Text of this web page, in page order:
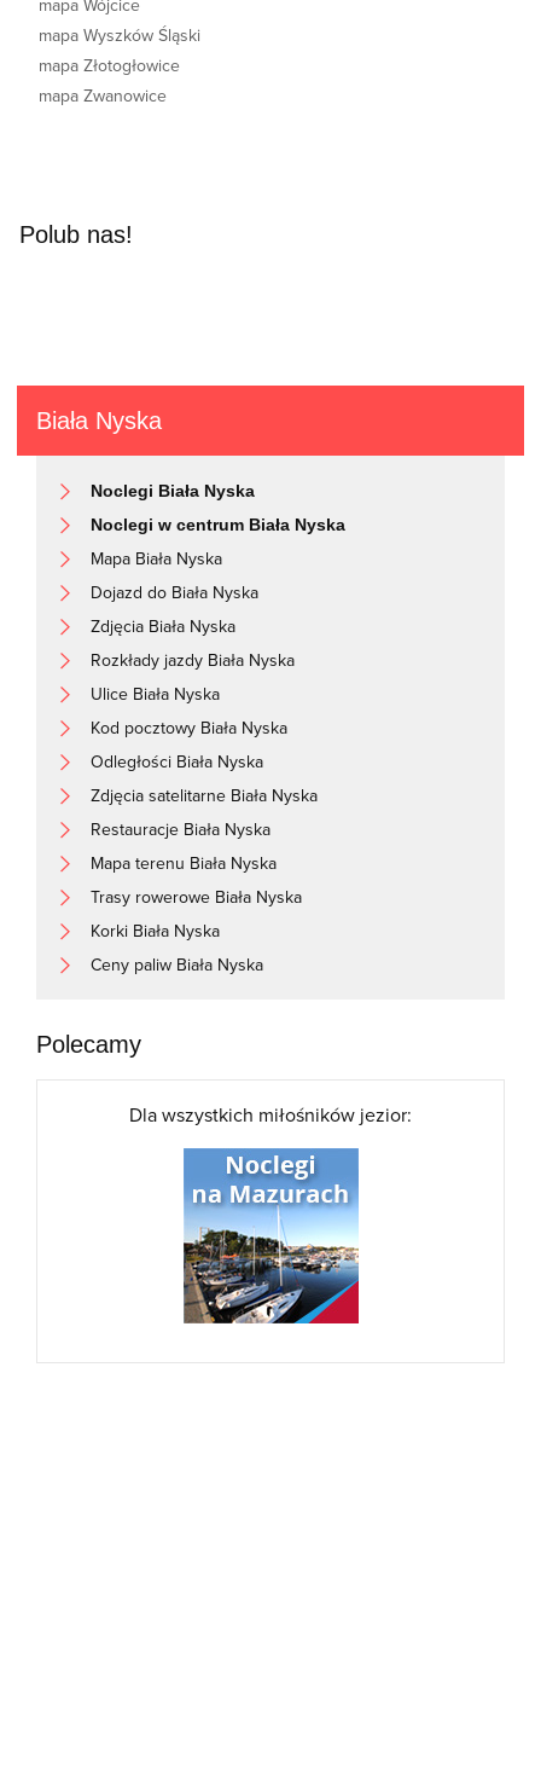
mapa Wójcice
mapa Wyszków Śląski
mapa Złotogłowice
mapa Zwanowice
Polub nas!
Biała Nyska
Noclegi Biała Nyska
Noclegi w centrum Biała Nyska
Mapa Biała Nyska
Dojazd do Biała Nyska
Zdjęcia Biała Nyska
Rozkłady jazdy Biała Nyska
Ulice Biała Nyska
Kod pocztowy Biała Nyska
Odległości Biała Nyska
Zdjęcia satelitarne Biała Nyska
Restauracje Biała Nyska
Mapa terenu Biała Nyska
Trasy rowerowe Biała Nyska
Korki Biała Nyska
Ceny paliw Biała Nyska
Polecamy
Dla wszystkich miłośników jezior: